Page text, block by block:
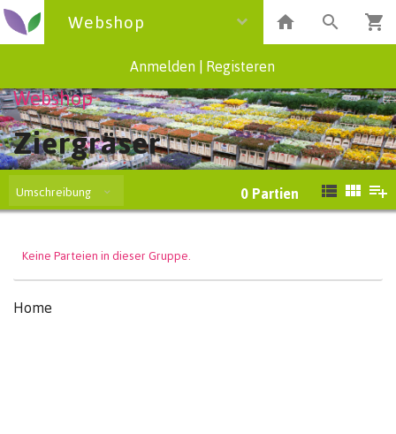
Webshop
Anmelden Registeren
Webshop
Ziergräser
Umschreibung 0 Partien
Keine Parteien in dieser Gruppe.
Home